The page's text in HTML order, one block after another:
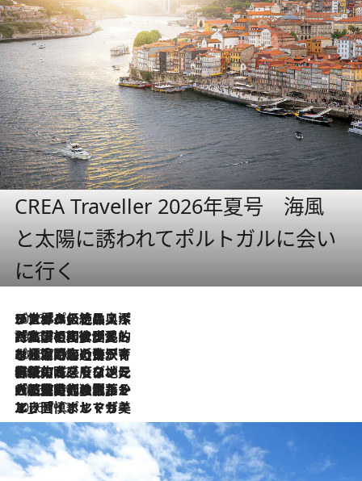
CREA Traveller 2026年夏号 海風
と太陽に誘われてポルトガルに会い
に行く
2026.8.8
リスボンの絶品スイーツ「パステル・デ・ナタ」とは？ポルトガル伝統の奥深い世界へ
2026.7.27
「私の祖国はポルトガル語です」国民的詩人フェルナンド・ペソアと、彼が愛した文学の街を歩く
2026.7.26
ポルトガル近海が育む極上の海の幸。キリリと冷えた白ワインと愉しむ、シーフード専門店の贅沢
2026.7.22
伝統の味をモダンに昇華。高感度な地元客が集う、リスボンの最旬ガストロノミー
2026.7.21
大航海時代の栄華から、震災、独裁、そして革命へ。ポルトガル・首都リスボンの石畳に刻まれた「歴史の光と影」
2026.7.13
エッセイ・ヤマザキマリ「慎ましくも美しき国 ポルトガル」